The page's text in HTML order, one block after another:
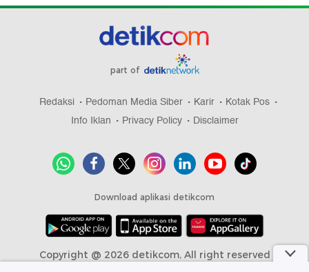
part of
Redaksi Pedoman Media Siber Karir
Kotak Pos
Info Iklan
Privacy Policy Disclaimer
Download aplikasi detikcom
Copyright @ 2026 detikcom, All right reserved